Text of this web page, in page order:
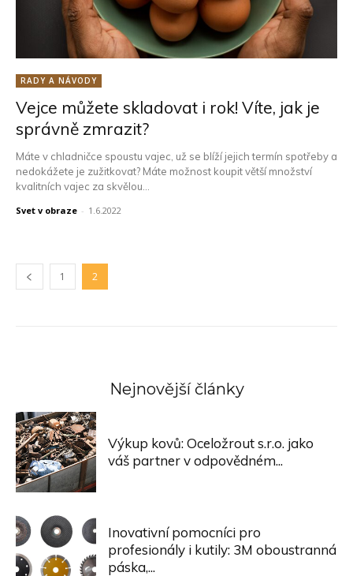
RADY A NÁVODY
Vejce můžete skladovat i rok! Víte, jak je
správně zmrazit?
Máte v chladničce spoustu vajec, už se blíží jejich termín spotřeby a
nedokážete je zužitkovat? Máte možnost koupit větší množství
kvalitních vajec za skvělou...
Svet v obraze - 1.6.2022
1 2
Nejnovější články
Výkup kovů: Oceložrout s.r.o. jako
váš partner v odpovědném...
Inovativní pomocníci pro
profesionály i kutily: 3M oboustranná
páska,...